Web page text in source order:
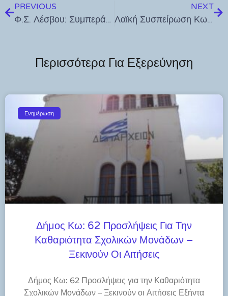
PREVIOUS
Φ.Σ. Λέσβου: Συμπεράσματα Φαρμακευτικού Συνεδρίου Νήσων Αιγαίου
NEXT
Λαϊκή Συσπείρωση Κω για πυρκαγια στην Καρδάμαινα
Περισσότερα Για Εξερεύνηση
Ενημέρωση
Δήμος Κω: 62 Προσλήψεις Για Την
Καθαριότητα Σχολικών Μονάδων –
Ξεκινούν Οι Αιτήσεις
Δήμος Κω: 62 Προσλήψεις για την Καθαριότητα
Σχολικών Μονάδων – Ξεκινούν οι Αιτήσεις Εξήντα